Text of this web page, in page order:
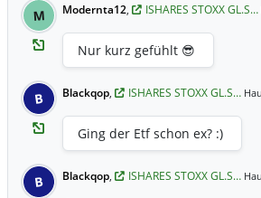
M Modernta12, ISHARES STOXX GL.S…
Nur kurz gefühlt 😎
B Blackqop, ISHARES STOXX GL.S…
Ging der Etf schon ex? :)
B Blackqop, ISHARES STOXX GL.S…